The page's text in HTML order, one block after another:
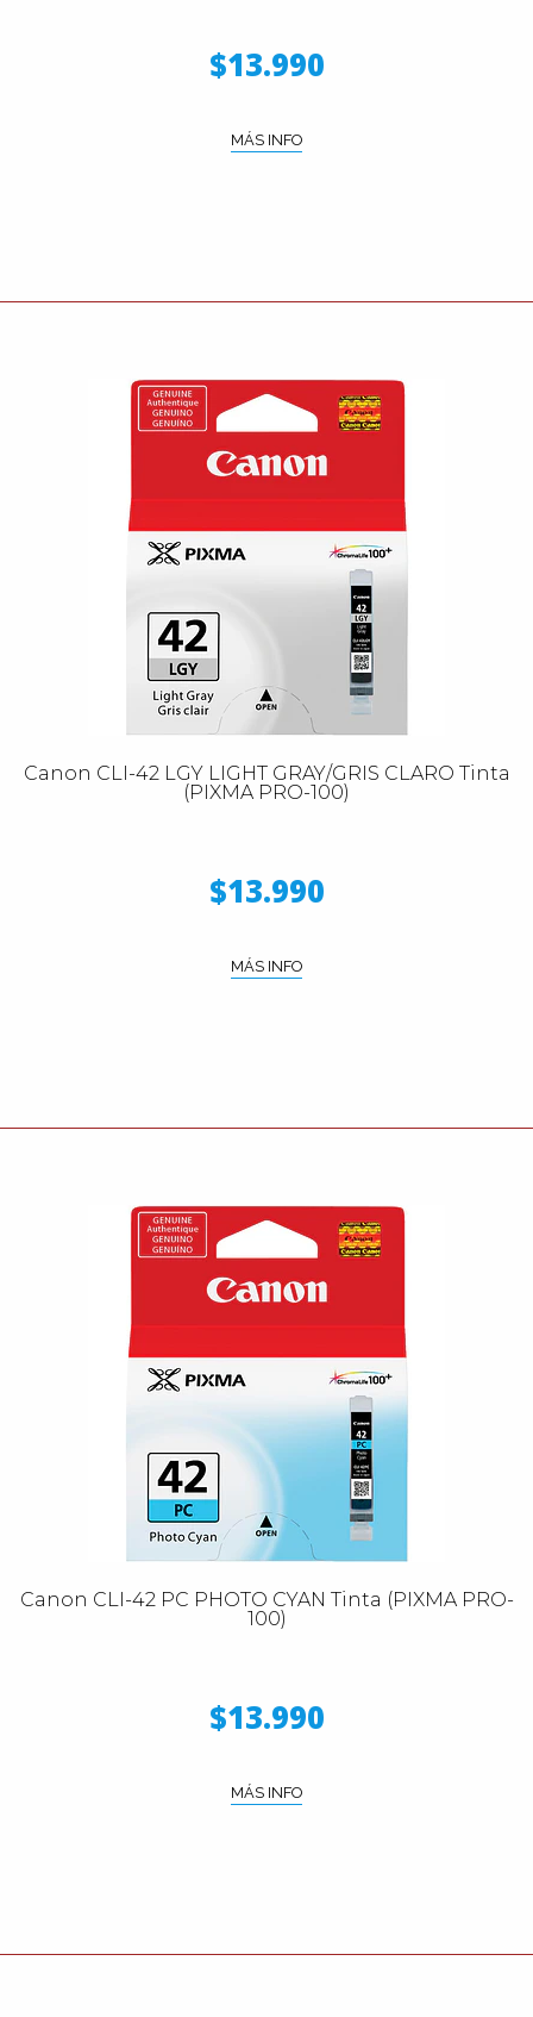
$13.990
MÁS INFO
Canon CLI-42 LGY LIGHT GRAY/GRIS CLARO Tinta
(PIXMA PRO-100)
$13.990
MÁS INFO
Canon CLI-42 PC PHOTO CYAN Tinta (PIXMA PRO-
100)
$13.990
MÁS INFO